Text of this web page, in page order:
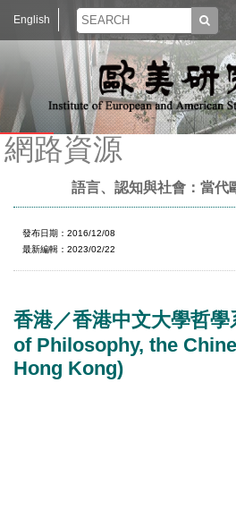
English
網路資源
語言、認知與社會：當代
發布日期：2016/12/08
最新編輯：2023/02/22
香港／香港中文大學哲
of Philosophy, the
Hong Kong)